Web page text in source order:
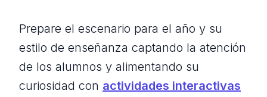
Prepare el escenario para el año y su
estilo de enseñanza captando la atención
de los alumnos y alimentando su
curiosidad con actividades interactivas